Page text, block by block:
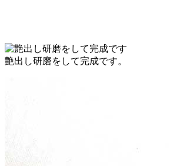
艶出し研磨をして完成です。